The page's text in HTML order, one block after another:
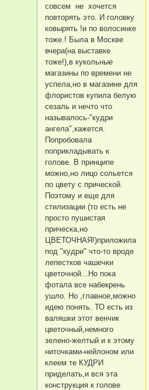
совсем не хочется
повторять это. И головку
ковырять !и по волосинке
тоже.! Была в Москве
вчера(на выставке
тоже!),в кукольные
магазины по времени не
успела,но в магазине для
флористов купила белую
сезаль и нечто что
называлось-"кудри
ангела",кажется.
Попробовала
поприкладывать к
голове. В принципе
можно,но лицо сольется
по цвету с прической.
Поэтому и еще для
стилизации (то есть не
просто пушистая
прическа,но
ЦВЕТОЧНАЯ!)приложила
под "кудри" что-то вроде
лепестков чашечки
цветочной...Но пока
фотала все набекрень
ушло. Но ,главное,можно
идею понять. ТО есть из
валяшки этот венчик
цветочный,немного
зелено-желтый и к этому
ниточками-нейлоном или
клеем те КУДРИ
приделать,и вся эта
конструкция к голове